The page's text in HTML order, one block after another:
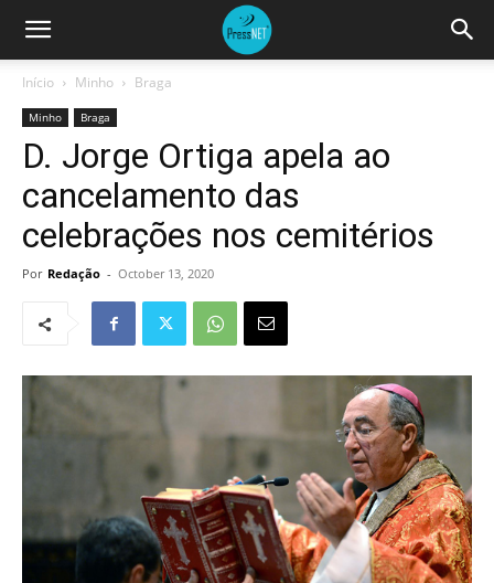
Início Minho Braga
Minho Braga
D. Jorge Ortiga apela ao
cancelamento das
celebrações nos cemitérios
Por Redação - October 13, 2020